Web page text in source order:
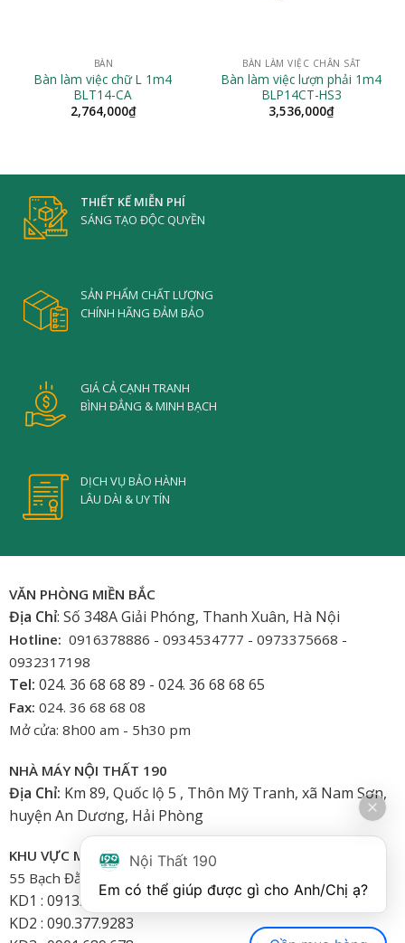
BÀN
Bàn làm việc chữ L 1m4
BLT14-CA
2,764,000₫
BÀN LÀM VIỆC CHÂN SẮT
Bàn làm việc lượn phải 1m4
BLP14CT-HS3
3,536,000₫
THIẾT KẾ MIỄN PHÍ
SÁNG TẠO ĐỘC QUYỀN
SẢN PHẨM CHẤT LƯỢNG
CHÍNH HÃNG ĐẢM BẢO
GIÁ CẢ CẠNH TRANH
BÌNH ĐẲNG & MINH BẠCH
DỊCH VỤ BẢO HÀNH
LÂU DÀI & UY TÍN
VĂN PHÒNG MIỀN BẮC
Địa Chỉ: Số 348A Giải Phóng, Thanh Xuân, Hà Nội
Hotline: 0916378886 - 0934534777 - 0973375668 -
0932317198
Tel: 024. 36 68 68 89 - 024. 36 68 68 65
Fax: 024. 36 68 68 08
Mở cửa: 8h00 am - 5h30 pm
NHÀ MÁY NỘI THẤT 190
Địa Chỉ: Km 89, Quốc lộ 5 , Thôn Mỹ Tranh, xã Nam Sơn,
huyện An Dương, Hải Phòng
KHU VỰC MIỀN NAM
55 Bạch Đằng, Phường 15, Bình Thạnh-HCM
KD1 : 0913.922.926
KD2 : 090.377.9283
Nội Thất 190